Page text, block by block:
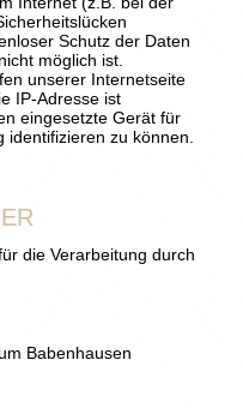
Schutz der Daten
möglich ist.
unserer Internetseite
IP-Adresse ist
eingesetzte Gerät für
zu können.
die Verarbeitung durch
Babenhausen